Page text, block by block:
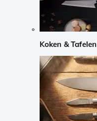
Koken & Tafelen